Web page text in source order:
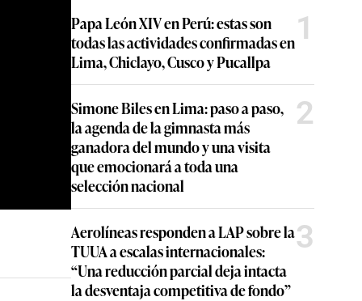
Papa León XIV en Perú: estas son
todas las actividades confirmadas en
Lima, Chiclayo, Cusco y Pucallpa
1
Simone Biles en Lima: paso a paso,
la agenda de la gimnasta más
ganadora del mundo y una visita
que emocionará a toda una
selección nacional
2
Aerolíneas responden a LAP sobre la
TUUA a escalas internacionales:
“Una reducción parcial deja intacta
la desventaja competitiva de fondo”
3